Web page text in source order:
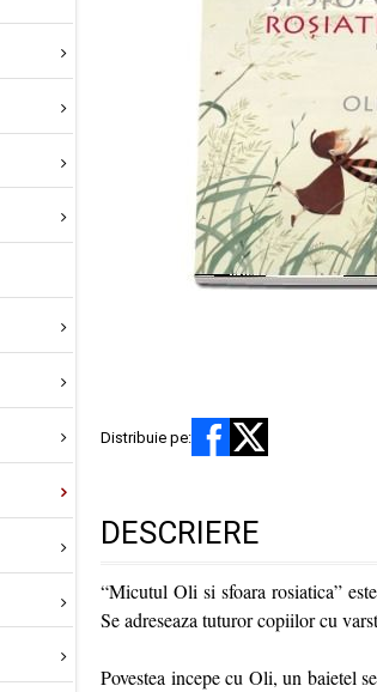
Distribuie pe:
DESCRIERE
“Micutul Oli si sfoara rosiatica”
Se adreseaza tuturor copiilor cu
Povestea incepe cu Oli, un baietel